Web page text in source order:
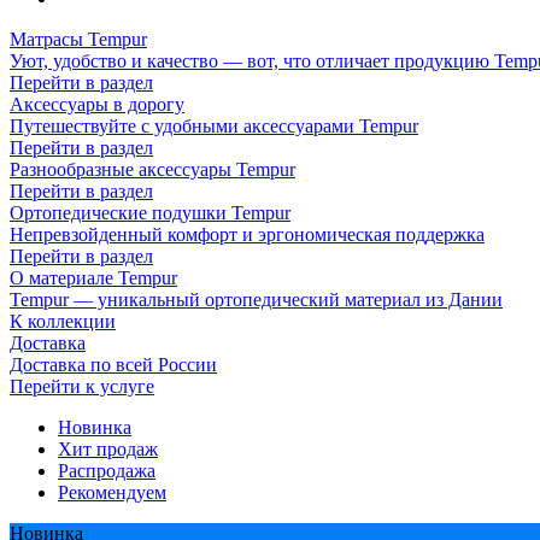
Матрасы Tempur
Уют, удобство и качество — вот, что отличает продукцию
Перейти в раздел
Аксессуары в дорогу
Путешествуйте с удобными аксессуарами Tempur
Перейти в раздел
Разнообразные аксессуары Tempur
Перейти в раздел
Ортопедические подушки Tempur
Непревзойденный комфорт и эргономическая поддержка
Перейти в раздел
О материале Tempur
Tempur — уникальный ортопедический материал из Дании
К коллекции
Доставка
Доставка по всей России
Перейти к услуге
Новинка
Хит продаж
Распродажа
Рекомендуем
Новинка